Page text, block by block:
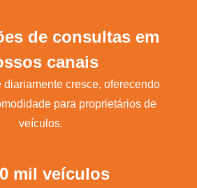
de consultas em
canais
diariamente cresce, oferecendo
para proprietários de
veículos.
mil veículos